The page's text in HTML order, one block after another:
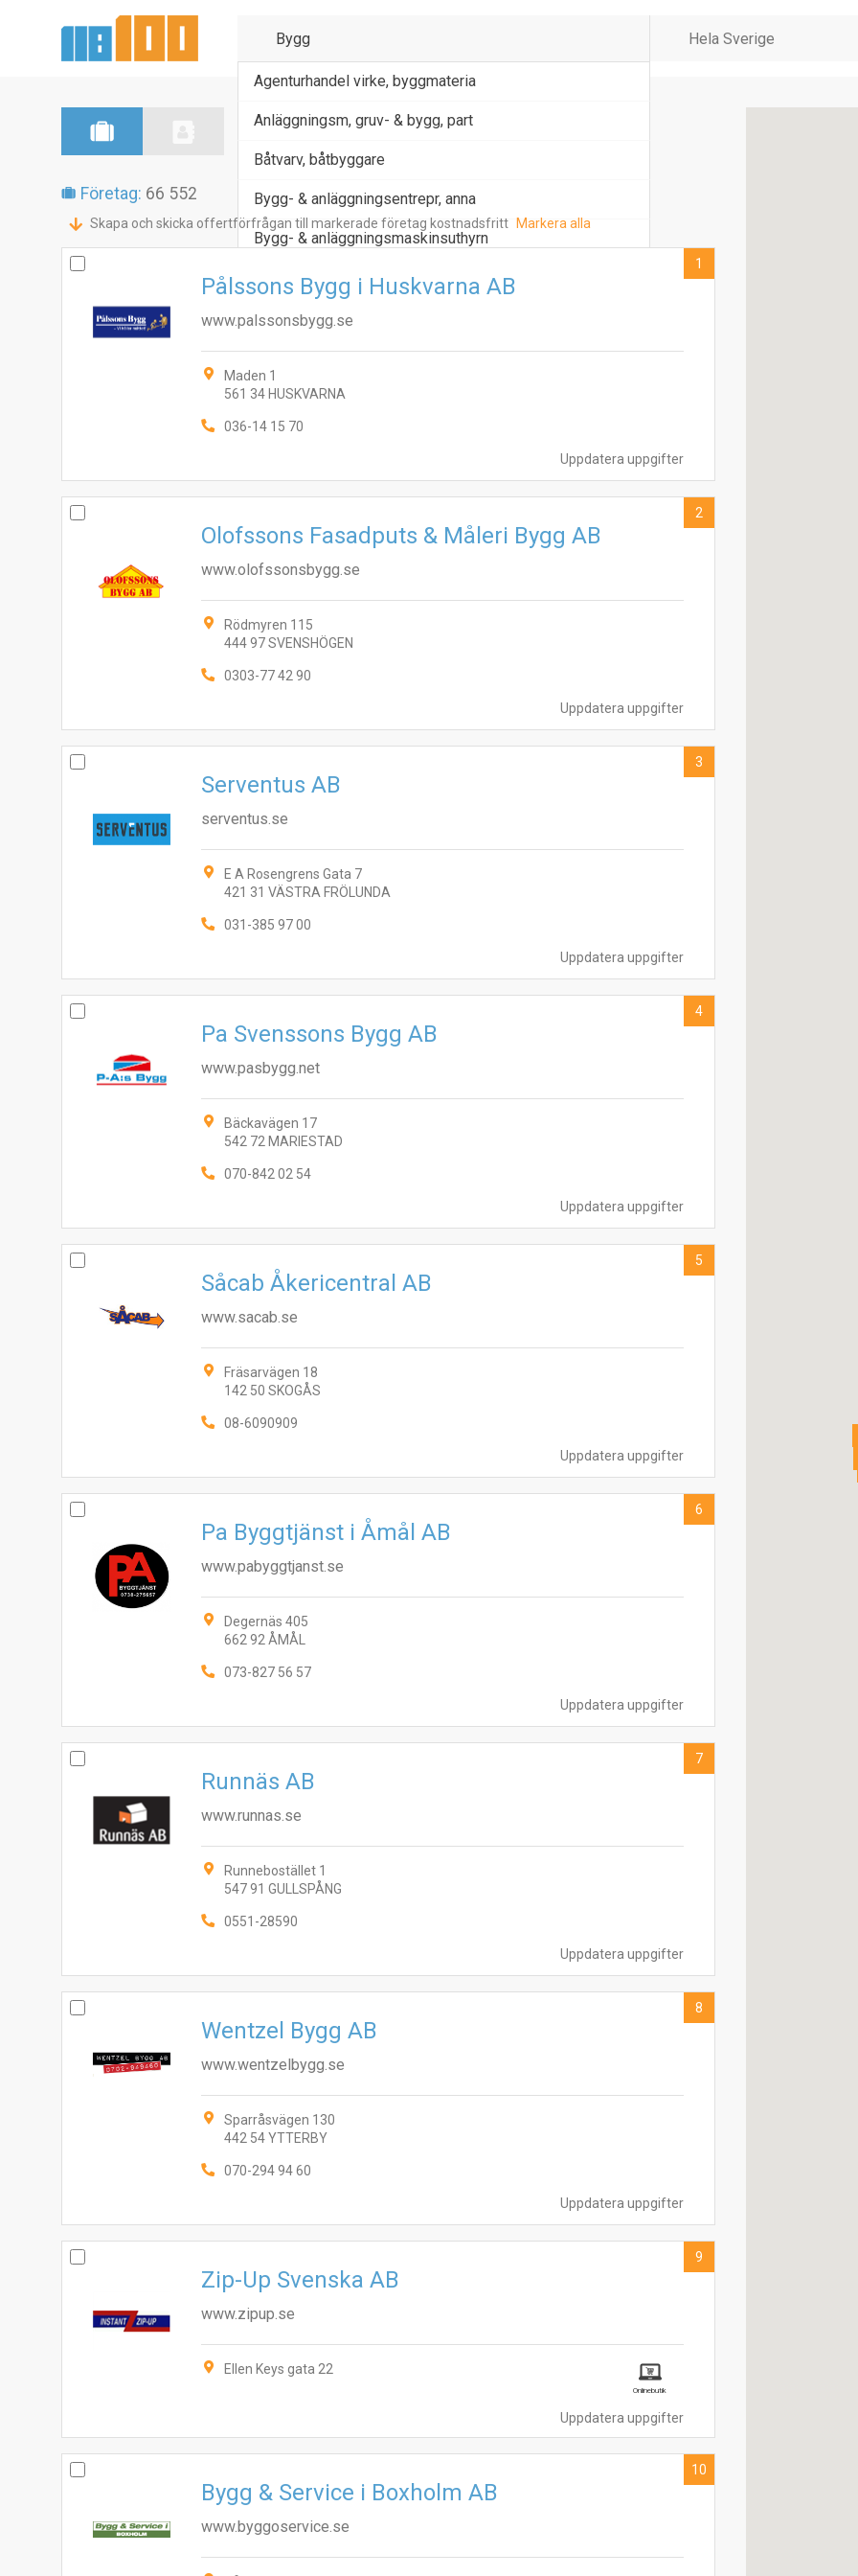
Agenturhandel virke, byggmateria
Anläggningsm, gruv- & bygg, part
Båtvarv, båtbyggare
Bygg- & anläggningsentrepr, anna
Bygg- & anläggningsmaskinsuthyrn
Företag: 66 552
Skapa och skicka offertförfrågan till markerade företag kostnadsfritt Markera alla
Uppdatera uppgifter
Pålssons Bygg i Huskvarna AB
www.palssonsbygg.se
Maden 1
561 34 HUSKVARNA
036-14 15 70
1
Uppdatera uppgifter
Olofssons Fasadputs & Måleri Bygg AB
www.olofssonsbygg.se
Rödmyren 115
444 97 SVENSHÖGEN
0303-77 42 90
2
Uppdatera uppgifter
Serventus AB
serventus.se
E A Rosengrens Gata 7
421 31 VÄSTRA FRÖLUNDA
031-385 97 00
3
Uppdatera uppgifter
Pa Svenssons Bygg AB
www.pasbygg.net
Bäckavägen 17
542 72 MARIESTAD
070-842 02 54
4
Uppdatera uppgifter
Såcab Åkericentral AB
www.sacab.se
Fräsarvägen 18
142 50 SKOGÅS
08-6090909
5
Uppdatera uppgifter
Pa Byggtjänst i Åmål AB
www.pabyggtjanst.se
Degernäs 405
662 92 ÅMÅL
073-827 56 57
6
Uppdatera uppgifter
Runnäs AB
www.runnas.se
Runnebostället 1
547 91 GULLSPÅNG
0551-28590
7
Uppdatera uppgifter
Wentzel Bygg AB
www.wentzelbygg.se
Sparråsvägen 130
442 54 YTTERBY
070-294 94 60
8
Uppdatera uppgifter
Zip-Up Svenska AB
www.zipup.se
Ellen Keys gata 22
Onlinebutik
9
Bygg & Service i Boxholm AB
www.byggoservice.se
10